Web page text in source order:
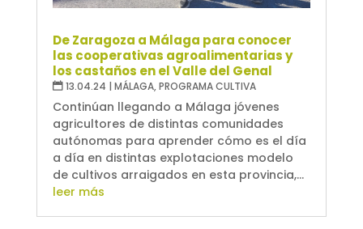
De Zaragoza a Málaga para conocer
las cooperativas agroalimentarias y
los castaños en el Valle del Genal
13.04.24 MÁLAGA,PROGRAMA CULTIVA
Continúan llegando a Málaga jóvenes
agricultores de distintas comunidades
autónomas para aprender cómo es el día
a día en distintas explotaciones modelo
de cultivos arraigados en esta provincia,...
leer más